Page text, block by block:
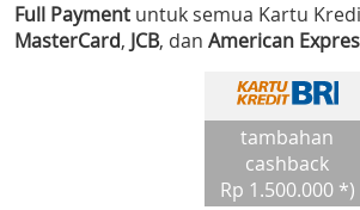
Full Payment untuk semua Kartu
MasterCard, JCB, dan American
tambahan
cashback
Rp 1.500.000 *)